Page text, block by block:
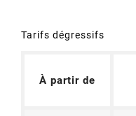
Tarifs dégressifs
À partir de